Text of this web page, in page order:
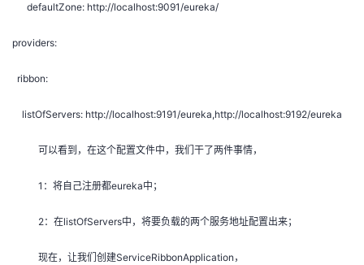
defaultZone: http://localhost:9091/eureka/
providers:
ribbon:
listOfServers: http://localhost:9191/eureka,http://localhost:9192/eureka
可以看到，在这个配置文件中，我们干了两件事情，
1：将自己注册都eureka中；
2：在listOfServers中，将要负载的两个服务地址配置出来；
现在，让我们创建ServiceRibbonApplication，